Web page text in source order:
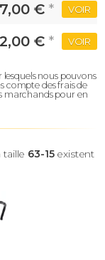
€ * VOIR
€ * VOIR
lesquels nous pouvons
compte des frais de
marchands pour en
taille 63-15existent